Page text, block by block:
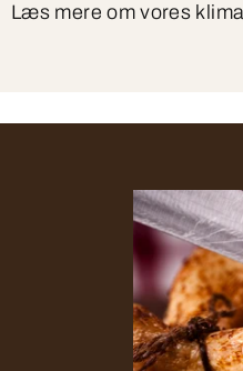
Læs mere om vores